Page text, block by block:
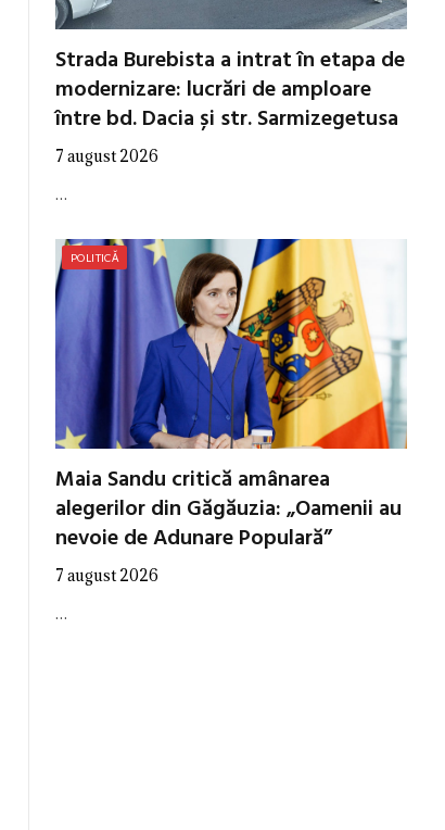
Strada Burebista a intrat în etapa de
modernizare: lucrări de amploare
între bd. Dacia și str. Sarmizegetusa
7 august 2026
…
POLITICĂ
Maia Sandu critică amânarea
alegerilor din Găgăuzia: „Oamenii au
nevoie de Adunare Populară”
7 august 2026
…